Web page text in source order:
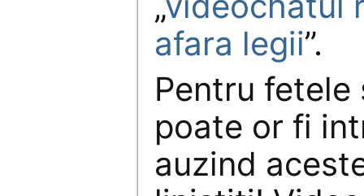
afara legii”.
Pentru
poate or fi
auzind